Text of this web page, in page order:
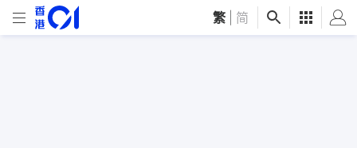
繁 简